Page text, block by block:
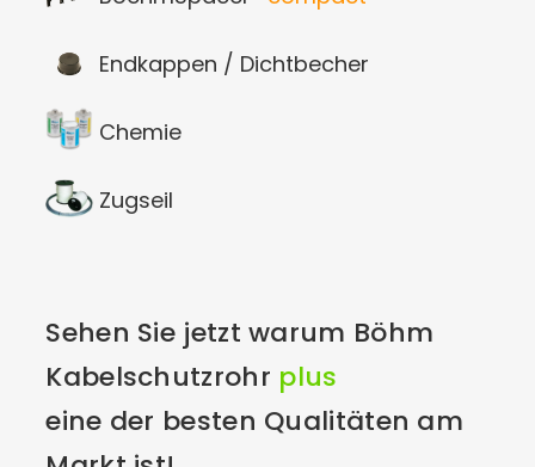
Endkappen / Dichtbecher
Chemie
Zugseil
Sehen Sie jetzt warum Böhm
Kabelschutzrohr plus
eine der besten Qualitäten am